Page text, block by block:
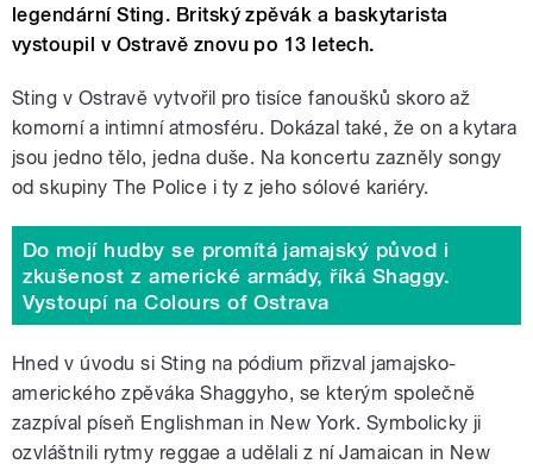
legendární Sting. Britský zpěvák a baskytarista
vystoupil v Ostravě znovu po 13 letech.
Sting v Ostravě vytvořil pro tisíce fanoušků skoro až
komorní a intimní atmosféru. Dokázal také, že on a kytara
jsou jedno tělo, jedna duše. Na koncertu zazněly songy
od skupiny The Police i ty z jeho sólové kariéry.
Do mojí hudby se promítá jamajský původ i
zkušenost z americké armády, říká Shaggy.
Vystoupí na Colours of Ostrava
Hned v úvodu si Sting na pódium přizval jamajsko-
amerického zpěváka Shaggyho, se kterým společně
zazpíval píseň Englishman in New York. Symbolicky ji
ozvláštnili rytmy reggae a udělali z ní Jamaican in New